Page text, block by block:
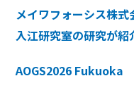
メイワフォーシス株
入江研究室の研究が紹
AOGS2026 Fukuoka